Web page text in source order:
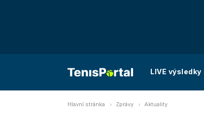
LIVE výsledky
Hlavní stránka Zprávy Aktuality